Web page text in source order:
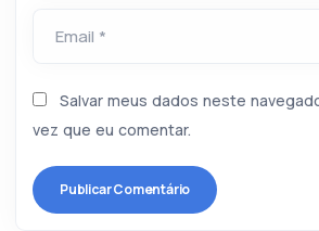
Email *
Salvar meus dados neste
vez que eu comentar.